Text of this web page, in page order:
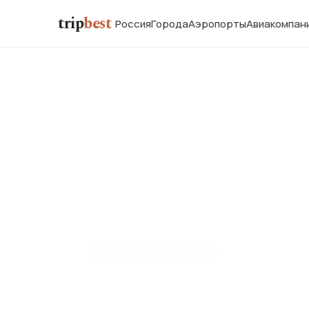
tripbest РоссияГородаАэропорты